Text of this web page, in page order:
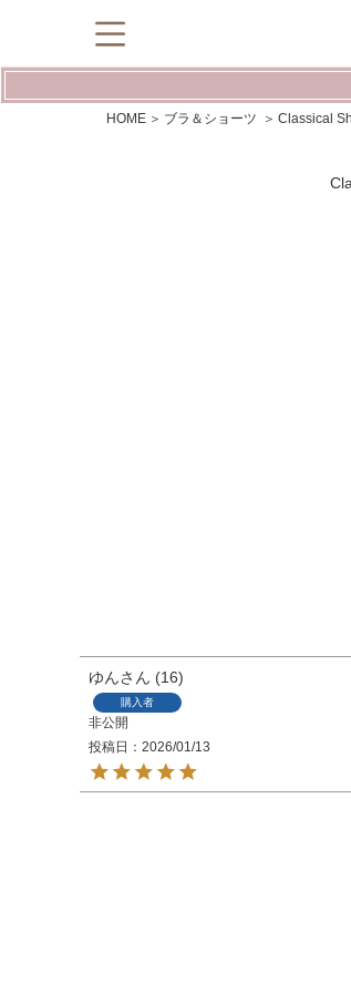
HOME ブラ＆ショーツ Classical
ゆん
16
購入者
非公開
投稿日
2026/01/13